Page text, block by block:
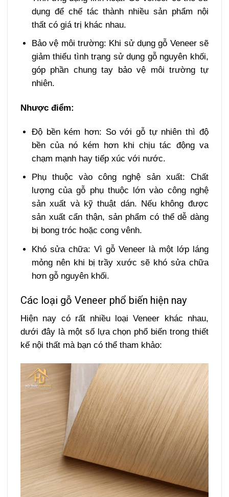
dụng để chế tác thành nhiều sản phẩm nội
thất có giá trị khác nhau.
Bảo vệ môi trường: Khi sử dụng gỗ Veneer sẽ
giảm thiểu tình trạng sử dụng gỗ nguyên khối,
góp phần chung tay bảo vệ môi trường tự
nhiên.
Nhược điểm:
Độ bền kém hơn: So với gỗ tự nhiên thì độ
bền của nó kém hơn khi chịu tác động va
chạm mạnh hay tiếp xúc với nước.
Phụ thuộc vào công nghệ sản xuất: Chất
lượng của gỗ phụ thuộc lớn vào công nghệ
sản xuất và kỹ thuật dán. Nếu không được
sản xuất cẩn thận, sản phẩm có thể dễ dàng
bị bong tróc hoặc cong vênh.
Khó sửa chữa: Vì gỗ Veneer là một lớp láng
mỏng nên khi bị trầy xước sẽ khó sửa chữa
hơn gỗ nguyên khối.
Các loại gỗ Veneer phổ biến hiện nay
Hiện nay có rất nhiều loại Veneer khác nhau,
dưới đây là một số lựa chọn phổ biến trong thiết
kế nội thất mà bạn có thể tham khảo: